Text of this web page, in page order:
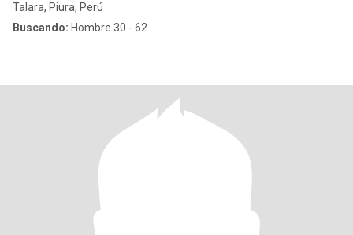
Talara, Piura, Perú
Buscando: Hombre 30 - 62